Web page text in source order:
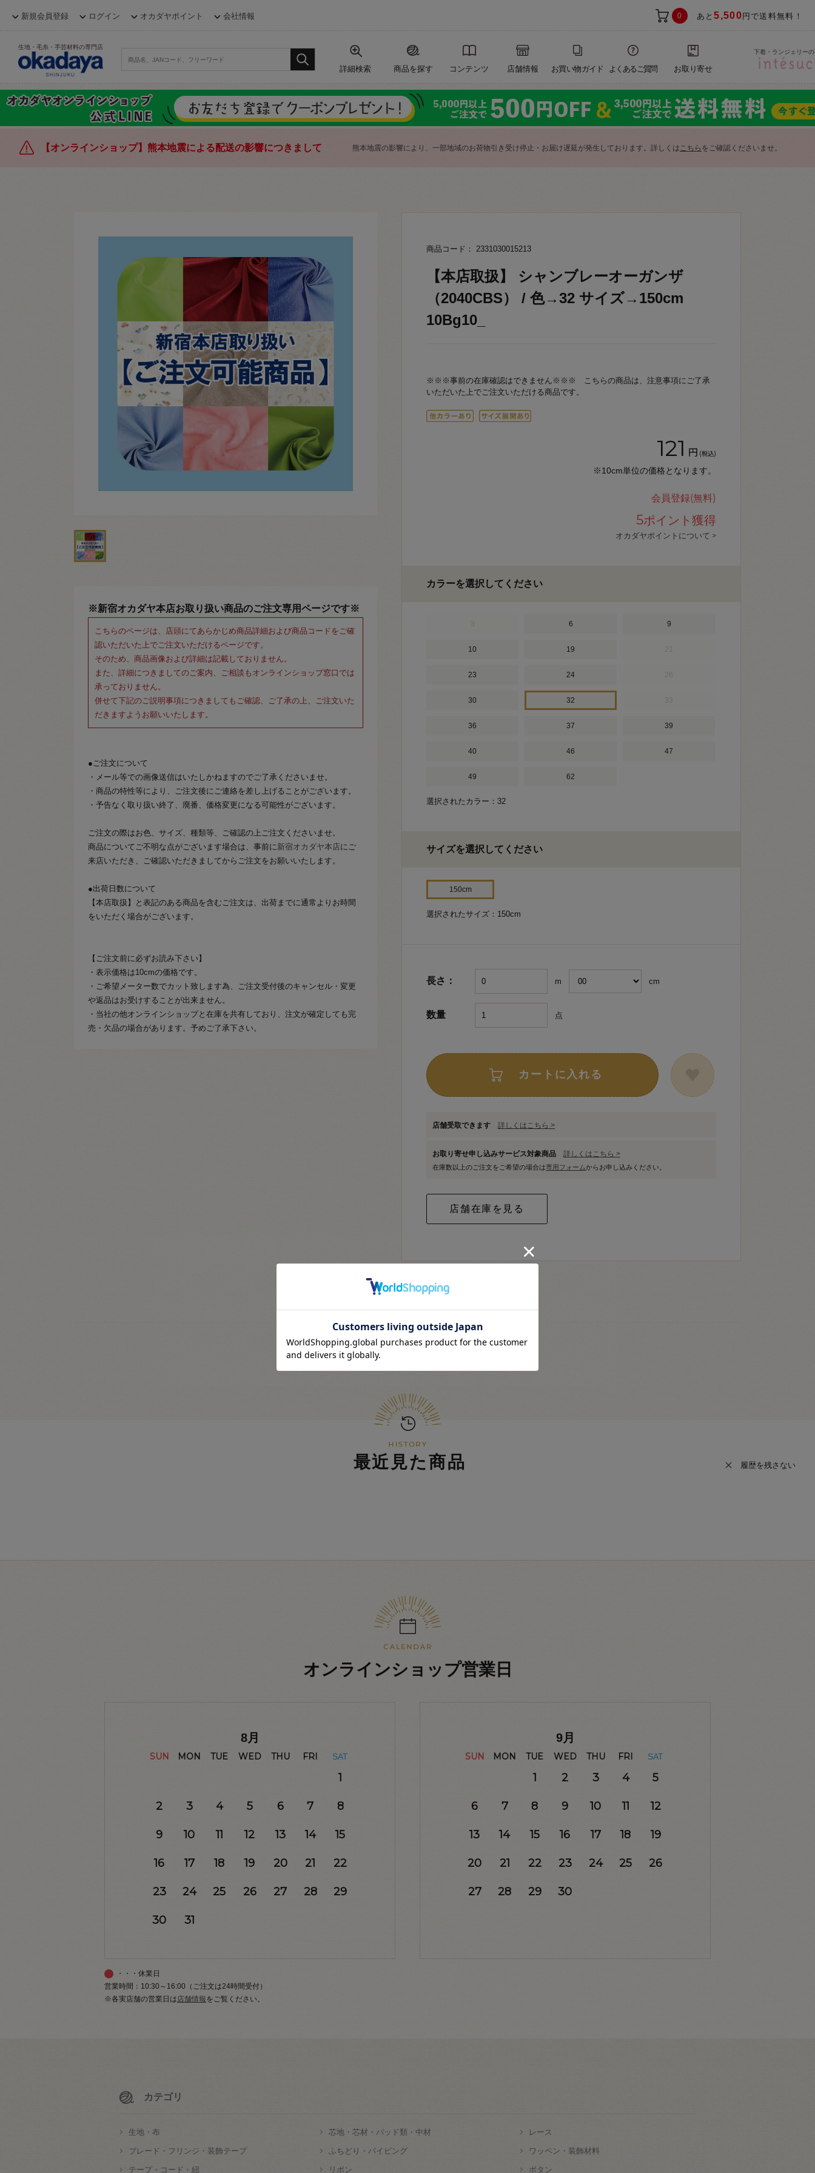
新規会員登録 ログイン オカダヤポイント 会社情報 0 あと5,500 円で送料無料！
生地・毛糸・手芸材料の専門店
詳細検索 商品を探す コンテンツ 店舗情報 お買い物ガイド よくあるご質問 お取り寄せ
下着・ランジェリー
【オンラインショップ】熊本地震による配送の影響につきまして 熊本地震の影響により、一部地域のお荷物引き受け停止・お届け遅延が発生しております。詳しくはこちら をご確認くださいませ。
※新宿オカダヤ本店お取り扱い商品のご注文専用ページです※
こちらのページは、店頭にてあらかじめ商品詳細および商品コードをご確
認いただいた上でご注文いただけるページです。
そのため、商品画像および詳細は記載しておりません。
また、詳細につきましてのご案内、ご相談もオンラインショップ窓口では
承っておりません。
併せて下記のご説明事項につきましてもご確認、ご了承の上、ご注文いた
だきますようお願いいたします。
●ご注文について
・メール等での画像送信はいたしかねますのでご了承くださいませ。
・商品の特性等により、ご注文後にご連絡を差し上げることがございます。
・予告なく取り扱い終了、廃番、価格変更になる可能性がございます。
ご注文の際はお色、サイズ、種類等、ご確認の上ご注文くださいませ。
商品についてご不明な点がございます場合は、事前に 新宿オカダヤ本店にご
来店いただき、ご確認いただきましてからご注文をお願いいたします。
●出荷日数について
【本店取扱】と表記のある商品を含むご注文は、出荷までに通常よりお時間
をいただく場合がございます。
【ご注文前に必ずお読み下さい】
・表示価格は10cmの価格です。
・ご希望メーター数でカット致します為、ご注文受付後のキャンセル・変更
や返品はお受けすることが出来ません。
・当社の他オンラインショップと在庫を共有しており、注文が確定しても完
売・欠品の場合があります。予めご了承下さい。
商品コード： 2331030015213
【本店取扱】 シャンブレーオーガンザ
（2040CBS） / 色→32 サイズ→150cm
10Bg10_
※※※事前の在庫確認はできません※※※ こちらの商品は、注意事項にご了承
いただいた上でご注文いただける商品です。
121 円 (税込)
※10cm単位の価格となります。
会員登録(無料)
5ポイント獲得
オカダヤポイントについて >
カラーを選択してください
6 9
10 19
23 24
30 32
36 37 39
40 46 47
49 62
選択されたカラー：32
サイズを選択してください
150cm
選択されたサイズ：150cm
長さ： m cm
数量 点
カートに入れる
店舗受取できます 詳しくはこちら >
お取り寄せ申し込みサービス対象商品 詳しくはこちら >
在庫数以上のご注文をご希望の場合は専用フォームからお申し込みください。
最近見た商品 履歴を残さない
オンラインショップ営業日
8月
SUN MON TUE WED THU FRI SAT
1
2 3 4 5 6 7 8
9 10 11 12 13 14 15
16 17 18 19 20 21 22
23 24 25 26 27 28 29
30 31
9月
SUN MON TUE WED THU FRI SAT
1 2 3 4 5
6 7 8 9 10 11 12
13 14 15 16 17 18 19
20 21 22 23 24 25 26
27 28 29 30
・・・休業日
営業時間：10:30～16:00（ご注文は24時間受付）
※各実店舗の営業日は店舗情報をご覧ください。
カテゴリ
生地・布 芯地・芯材・パッド類・中材 レース
ブレード・フリンジ・装飾テープ ふちどり・パイピング ワッペン・装飾材料
テープ・コード・紐 リボン ボタン